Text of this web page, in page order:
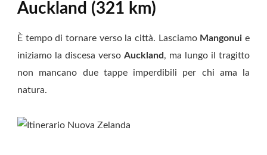
Auckland (321 km)
È tempo di tornare verso la città. Lasciamo Mangonui e
iniziamo la discesa verso Auckland, ma lungo il tragitto
non mancano due tappe imperdibili per chi ama la
natura.